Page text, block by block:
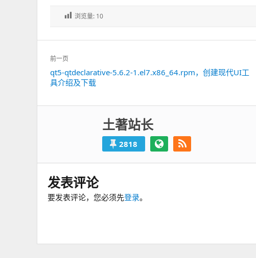
浏览量: 10
文
章
导
前一页
上
一
qt5-qtdeclarative-5.6.2-1.el7.x86_64.rpm，创建现代UI工
具介绍及下载
土著站长
2818
发表评论
要发表评论，您必须先登录。